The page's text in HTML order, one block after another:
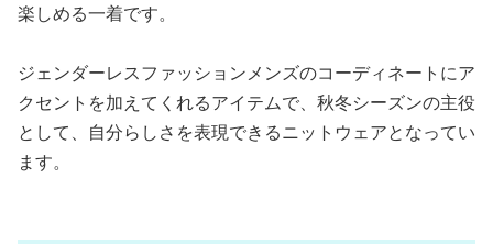
楽しめる一着です。
ジェンダーレスファッションメンズのコーディネートにア
クセントを加えてくれるアイテムで、秋冬シーズンの主役
として、自分らしさを表現できるニットウェアとなってい
ます。